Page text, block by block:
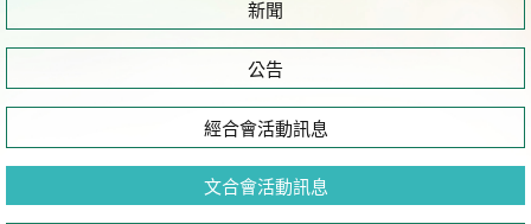
新聞
公告
經合會活動訊息
文合會活動訊息